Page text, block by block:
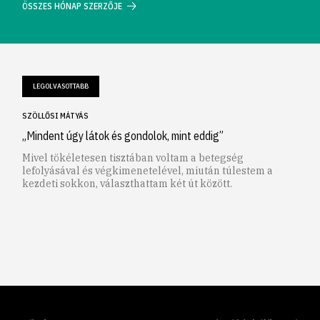
ÖSSZES HÓNAP SZERZŐJE
LEGOLVASOTTABB
SZÖLLŐSI MÁTYÁS
„Mindent úgy látok és gondolok, mint eddig”
Mivel tökéletesen tisztában voltam a betegség
lefolyásával és végkimenetelével, miután túlestem a
kezdeti sokkon, választhattam két út között.